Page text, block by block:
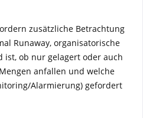
zusätzliche Betrachtung
Runaway, organisatorische
ist, ob nur gelagert oder auch
anfallen und welche
Alarmierung) gefordert